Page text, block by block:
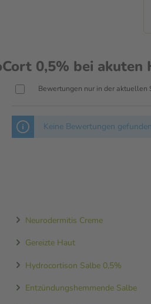
0,5% bei akuten
Bewertungen nur in der aktuellen
Keine Bewertungen
Neurodermitis Creme
Gereizte Haut
Hydrocortison Salbe 0,5%
Entzündungshemmende Salbe